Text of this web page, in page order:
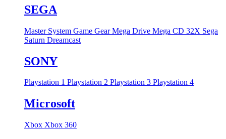
SEGA
Master System Game GearMega Drive Mega CD 32X Sega
Saturn Dreamcast
SONY
Playstation 1 Playstation 2 Playstation 3 Playstation 4
Microsoft
Xbox Xbox 360